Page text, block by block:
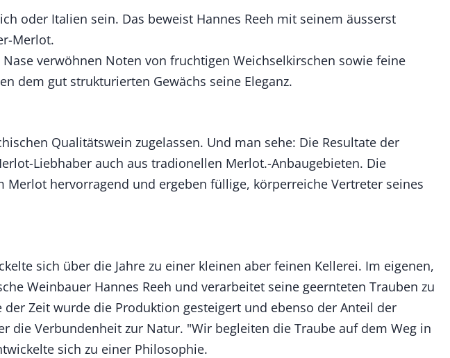
oder Italien sein. Das beweist Hannes Reeh mit seinem äusserst
Merlot.
verwöhnen Noten von fruchtigen Weichselkirschen sowie feine
dem gut strukturierten Gewächs seine Eleganz.
Qualitätswein zugelassen. Und man sehe: Die Resultate der
Liebhaber auch aus tradionellen Merlot.-Anbaugebieten. Die
hervorragend und ergeben füllige, körperreiche Vertreter seines
sich über die Jahre zu einer kleinen aber feinen Kellerei. Im eigenen,
Weinbauer Hannes Reeh und verarbeitet seine geernteten Trauben zu
Zeit wurde die Produktion gesteigert und ebenso der Anteil der
die Verbundenheit zur Natur. "Wir begleiten die Traube auf dem Weg in
sich zu einer Philosophie.